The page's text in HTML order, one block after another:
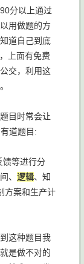
分以上通过
用做题的方
道自己到底
上面有免费
交，利用这
目时常会让
道题目:
馈等进行分
、 逻辑、知
方案和生产计
这种题目我
是做不对的